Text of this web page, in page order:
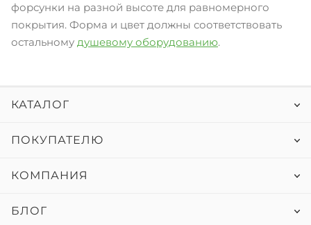
форсунки на разной высоте для равномерного
покрытия. Форма и цвет должны соответствовать
остальному душевому оборудованию.
КАТАЛОГ
ПОКУПАТЕЛЮ
КОМПАНИЯ
БЛОГ